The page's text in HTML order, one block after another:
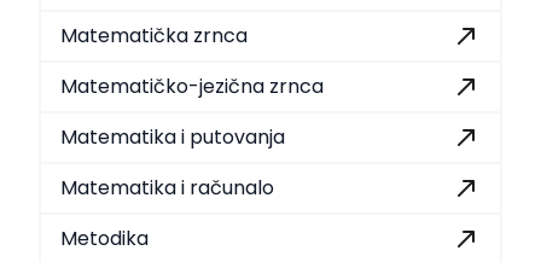
Matematička zrnca
Matematičko-jezična zrnca
Matematika i putovanja
Matematika i računalo
Metodika